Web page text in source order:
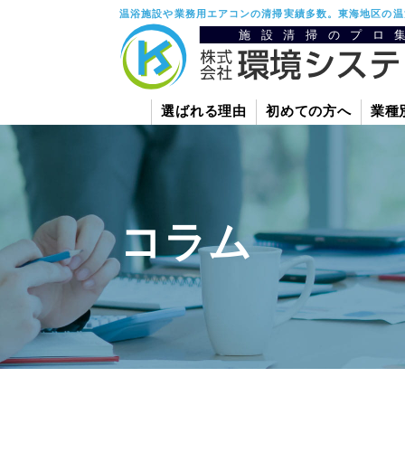
温浴施設や業務用エアコンの清掃実績多数。東海地区の
選ばれる理由 初めての方へ 業種
コラム